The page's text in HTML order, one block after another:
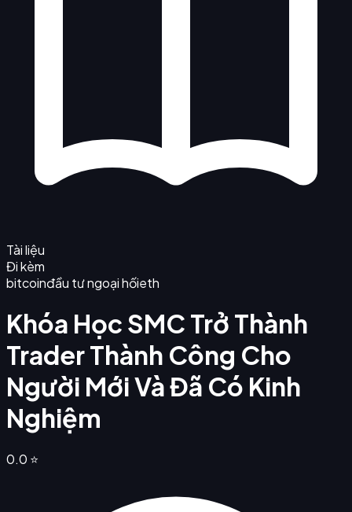
Tài liệu
Đi kèm
bitcoinđầu tư ngoại hốieth
Khóa Học SMC Trở Thành
Trader Thành Công Cho
Người Mới Và Đã Có Kinh
Nghiệm
0.0 ⭐